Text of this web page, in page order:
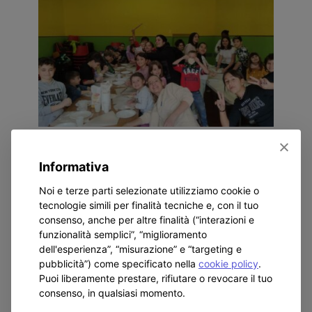
Informativa
Noi e terze parti selezionate utilizziamo cookie o
tecnologie simili per finalità tecniche e, con il tuo
consenso, anche per altre finalità (“interazioni e
funzionalità semplici”, “miglioramento
dell'esperienza”, “misurazione” e “targeting e
pubblicità”) come specificato nella cookie policy.
Puoi liberamente prestare, rifiutare o revocare il tuo
consenso, in qualsiasi momento.